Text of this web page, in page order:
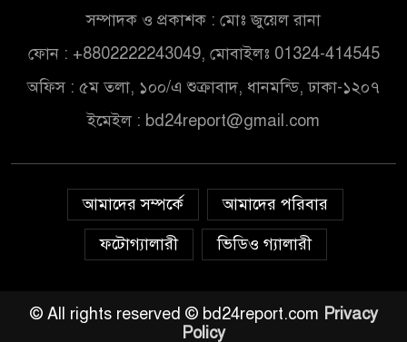
সম্পাদক ও প্রকাশক : মোঃ জুয়েল রানা
ফোন : +8802222243049, মোবাইলঃ 01324-414545
অফিস : ৫ম তলা, ১০০/এ শুক্রাবাদ, ধানমন্ডি, ঢাকা-১২০৭
ইমেইল : bd24report@gmail.com
আমাদের সম্পর্কে
আমাদের পরিবার
ফটোগ্যালারী
ভিডিও গ্যালারী
© All rights reserved © bd24report.com Privacy
Policy